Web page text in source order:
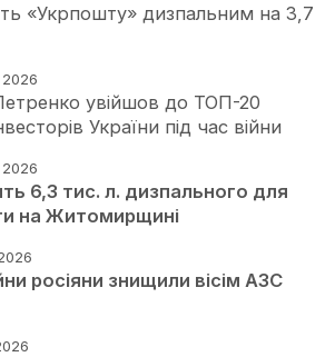
«Укрпошту» дизпальним на 3,7
увійшов до ТОП-20
України під час війни
6,3 тис. л. дизпального для
на Житомирщині
росіяни знищили вісім АЗС